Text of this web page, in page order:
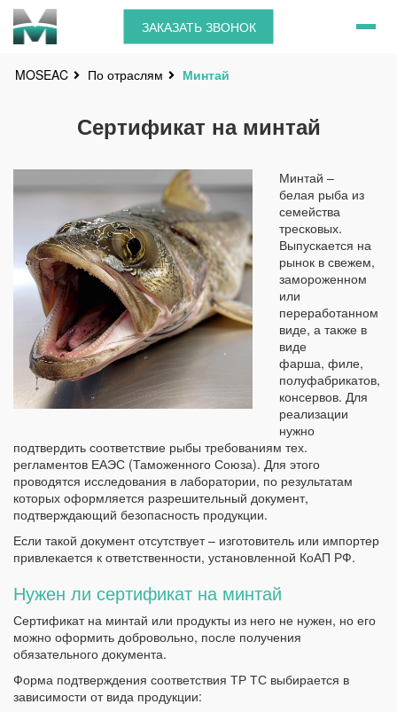
ЗАКАЗАТЬ ЗВОНОК
MOSEAC По отраслям Минтай
Сертификат на минтай
Минтай –
белая рыба из
семейства
тресковых.
Выпускается на
рынок в свежем,
замороженном
или
переработанном
виде, а также в
виде
фарша, филе,
полуфабрикатов,
консервов. Для
реализации
нужно
подтвердить соответствие рыбы требованиям тех.
регламентов ЕАЭС (Таможенного Союза). Для этого
проводятся исследования в лаборатории, по результатам
которых оформляется разрешительный документ,
подтверждающий безопасность продукции.
Если такой документ отсутствует – изготовитель или импортер
привлекается к ответственности, установленной КоАП РФ.
Нужен ли сертификат на минтай
Сертификат на минтай или продукты из него не нужен, но его
можно оформить добровольно, после получения
обязательного документа.
Форма подтверждения соответствия ТР ТС выбирается в
зависимости от вида продукции: